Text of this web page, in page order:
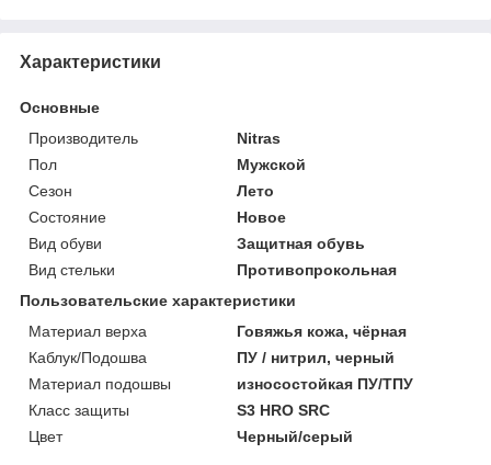
Характеристики
Основные
Производитель
Nitras
Пол
Мужской
Сезон
Лето
Состояние
Новое
Вид обуви
Защитная обувь
Вид стельки
Противопрокольная
Пользовательские характеристики
Материал верха
Говяжья кожа, чёрная
Каблук/Подошва
ПУ / нитрил, черный
Материал подошвы
износостойкая ПУ/ТПУ
Класс защиты
S3 HRO SRC
Цвет
Черный/серый